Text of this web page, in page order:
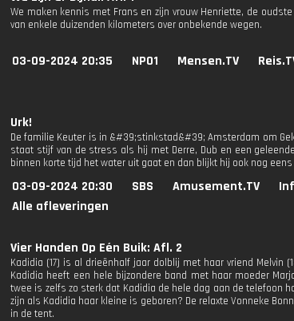
We maken kennis met Frans en zijn vrouw Henriette, de
van enkele duizenden kilometers over onbekende wegen.
03-09-2024 20:35 NPO1 Mensen.TV
Urk!
De familie Keuter is in &#39;stinkstad&#39; Amsterdam om
staat stijf van de stress als hij met Derre, Dub en een
binnen korte tijd het water uit gaat en dan blijkt hij ook nog eens
03-09-2024 20:30 SBS Amusement.TV
Alle afleveringen
Vier Handen Op Eén Buik: Afl. 2
Kadidia (17) is al drieënhalf jaar dolblij met haar vriend Melvin
Kadidia heeft een hele bijzondere band met haar moeder
twee is zelfs zo sterk dat Kadidia de hele dag aan de telefoon
zijn als Kadidia haar kleine is geboren? De relaxte Vonneke
in de tent.